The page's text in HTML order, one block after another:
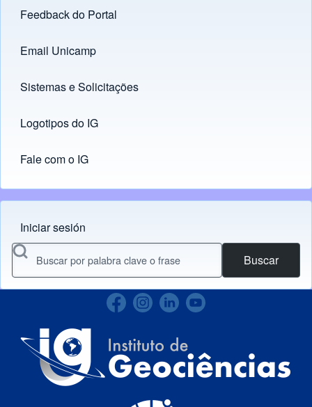
Footer menu
Feedback do Portal
Links
Email Unicamp
(opens in new tab)
Sistemas e Solicitações
(opens in new tab)
Logotipos do IG
(opens in new tab)
Fale com o IG
Menu do usuário
Iniciar sesión
Buscar